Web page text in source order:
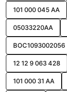
101 000 045 AA
05033220AA
BOC1093002056
12 12 9 063 428
101 000 31 AA